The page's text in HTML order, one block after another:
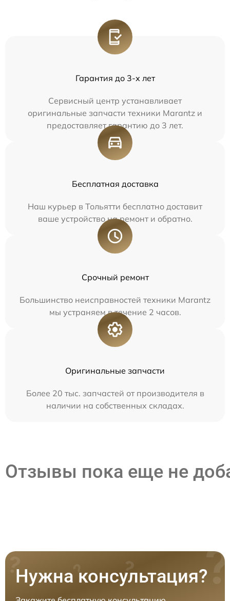
Гарантия до 3-х лет
Сервисный центр устанавливает
оригинальные запчасти техники Marantz и
предоставляет гарантию до 3 лет.
Бесплатная доставка
Наш курьер в Тольятти бесплатно доставит
ваше устройство на ремонт и обратно.
Срочный ремонт
Большинство неисправностей техники Marantz
мы устраняем в течение 2 часов.
Оригинальные запчасти
Более 20 тыс. запчастей от производителя в
наличии на собственных складах.
Отзывы пока еще не
Нужна консультация?